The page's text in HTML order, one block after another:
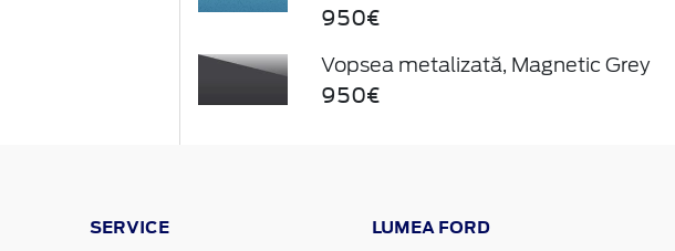
950€
Vopsea metalizată, Magnetic Grey
950€
SERVICE LUMEA FORD